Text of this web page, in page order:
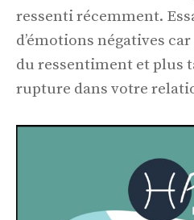
ressenti récemment.
d’émotions négatives
du ressentiment et plus
rupture dans votre